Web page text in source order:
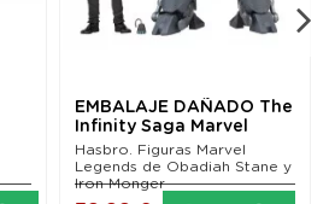
EMBALAJE DAÑADO The
Infinity Saga Marvel
Legends Figuras...
Hasbro. Figuras Marvel
Legends de Obadiah Stane y
Iron Monger